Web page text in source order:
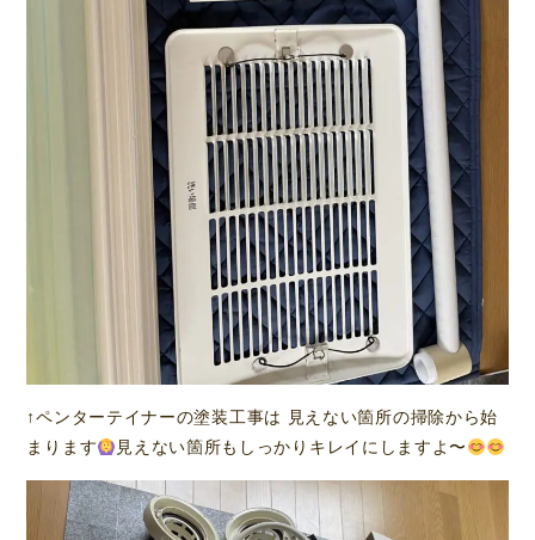
↑ペンターテイナーの塗装工事は 見えない箇所の掃除から始
まります
見えない箇所もしっかりキレイにしますよ〜